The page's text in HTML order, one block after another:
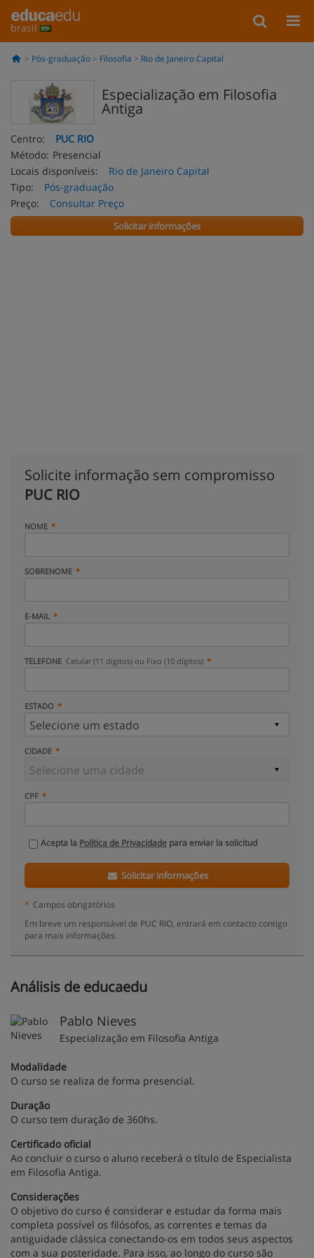
brasil
Pós-graduação Filosofia Rio de Janeiro Capital
Especialização em Filosofia
Antiga
Centro:
PUC RIO
Método: Presencial
Locais disponíveis:
Rio de Janeiro Capital
Tipo:
Pós-graduação
Preço:
Consultar Preço
Solicitar informações
Solicite informação sem compromisso
PUC RIO
NOME
SOBRENOME
E-MAIL
TELEFONE Celular (11 dígitos) ou Fixo (10 dígitos)
ESTADO
CIDADE
CPF
Acepta la Política de Privacidade para enviar la solicitud
Solicitar informações
* Campos obrigatórios
Em breve um responsável de PUC RIO, entrará em contacto contigo
para mais informações.
Análisis de educaedu
Pablo Nieves
Especialização em Filosofia Antiga
Modalidade
O curso se realiza de forma presencial.
Duração
O curso tem duração de 360hs.
Certificado oficial
Ao concluir o curso o aluno receberá o título de Especialista
em Filosofia Antiga.
Considerações
O objetivo do curso é considerar e estudar da forma mais
completa possível os filósofos, as correntes e temas da
antiguidade clássica conectando-os em todos seus aspectos
com a sua posteridade. Para isso, ao longo do curso são